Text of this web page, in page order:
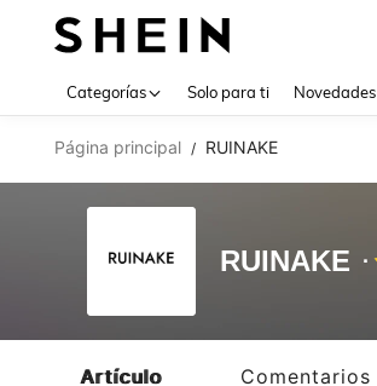
Categorías Solo para ti Novedades
Página principal / RUINAKE
RUINAKE
Artículo Comentarios